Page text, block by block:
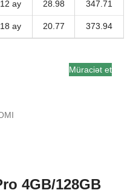
12 ay 28.98 347.71
18 ay 20.77 373.94
Müraciət et
4GB/128GB